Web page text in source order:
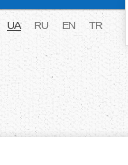
Jump to navigation
UA RU EN TR